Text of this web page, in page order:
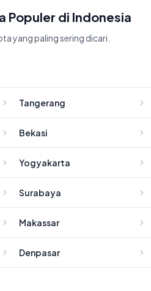
Populer di Indonesia
yang paling sering dicari.
Tangerang
Bekasi
Yogyakarta
Surabaya
Makassar
Denpasar